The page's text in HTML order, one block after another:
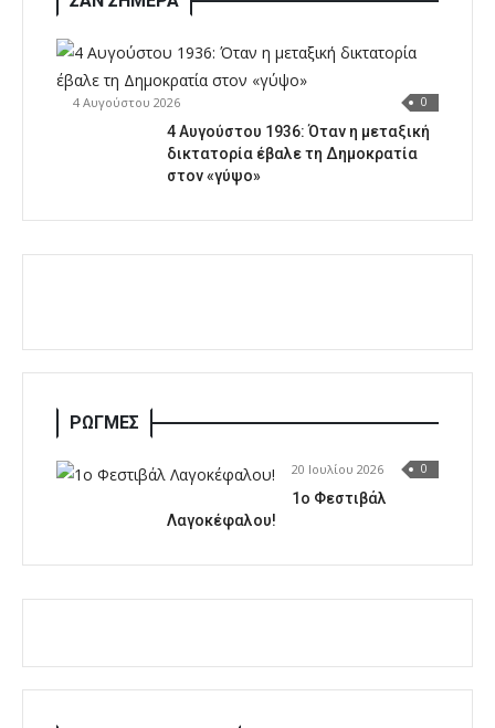
4 Αυγούστου 2026 0
4 Αυγούστου 1936: Όταν η μεταξική
δικτατορία έβαλε τη Δημοκρατία
στον «γύψο»
ΡΩΓΜΕΣ
20 Ιουλίου 2026 0
1o Φεστιβάλ
Λαγοκέφαλου!